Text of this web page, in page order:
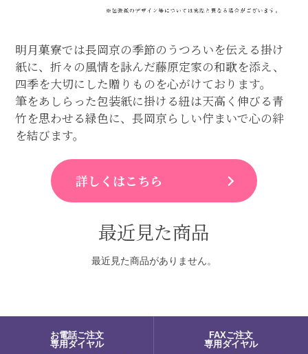
明月菓寮では長岡京の季節のうつろいを伝える掛け
紙に、折々の風情を詠んだ藤原定家の和歌を添え、
四季を大切にした贈りものを心がけております。
筆をあしらった包装紙に掛ける紐は天高く伸びる青
竹を思わせる緑色に、長岡京らしい佇まいで心の絆
を結びます。
詳しくはこちら
最近見た商品
最近見た商品がありません。
お電話ご注文
専用ダイヤル
FAXご注文
専用ダイヤル